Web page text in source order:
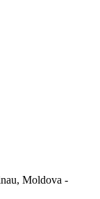
Moldova -